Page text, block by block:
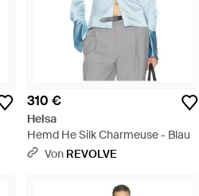
310 €
Helsa
Hemd He Silk Charmeuse - Blau
Von REVOLVE